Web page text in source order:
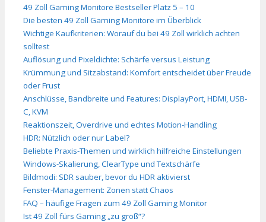
49 Zoll Gaming Monitore Bestseller Platz 5 – 10
Die besten 49 Zoll Gaming Monitore im Überblick
Wichtige Kaufkriterien: Worauf du bei 49 Zoll wirklich achten
solltest
Auflösung und Pixeldichte: Schärfe versus Leistung
Krümmung und Sitzabstand: Komfort entscheidet über Freude
oder Frust
Anschlüsse, Bandbreite und Features: DisplayPort, HDMI, USB-
C, KVM
Reaktionszeit, Overdrive und echtes Motion-Handling
HDR: Nützlich oder nur Label?
Beliebte Praxis-Themen und wirklich hilfreiche Einstellungen
Windows-Skalierung, ClearType und Textschärfe
Bildmodi: SDR sauber, bevor du HDR aktivierst
Fenster-Management: Zonen statt Chaos
FAQ – häufige Fragen zum 49 Zoll Gaming Monitor
Ist 49 Zoll fürs Gaming „zu groß“?